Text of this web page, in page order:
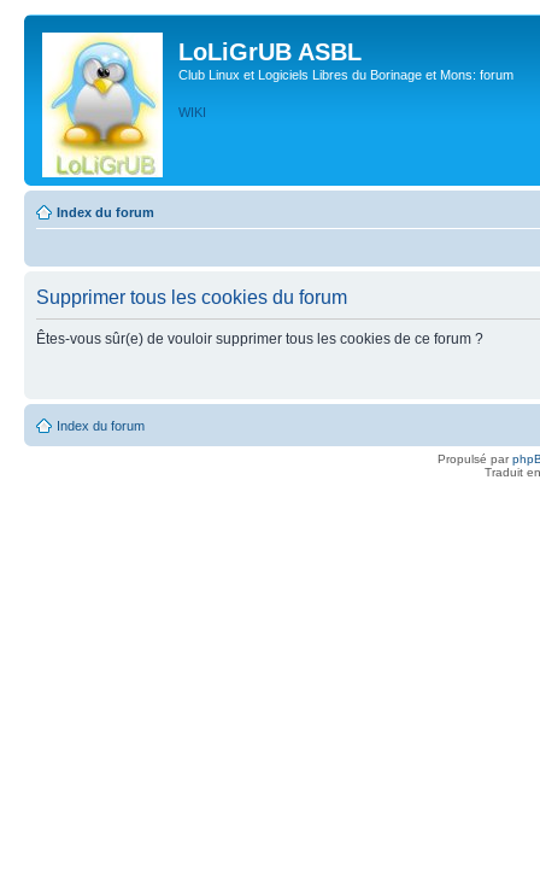
LoLiGrUB ASBL
Club Linux et Logiciels Libres du Borinage et Mons: forum
WIKI
Index du forum
Supprimer tous les cookies du forum
Êtes-vous sûr(e) de vouloir supprimer tous les cookies de ce forum ?
Index du forum
Propulsé par
Traduit